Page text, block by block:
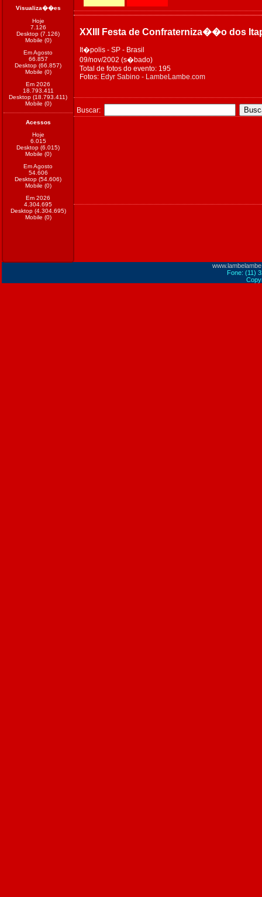
Visualiza��es
Hoje
7.126
Desktop (7.126)
Mobile (0)
Em Agosto
66.857
Desktop (66.857)
Mobile (0)
Em 2026
18.793.411
Desktop (18.793.411)
Mobile (0)
Acessos
Hoje
6.015
Desktop (6.015)
Mobile (0)
Em Agosto
54.606
Desktop (54.606)
Mobile (0)
Em 2026
4.304.695
Desktop (4.304.695)
Mobile (0)
XXIII Festa de Confraterniza��o dos
It�polis - SP - Brasil
09/nov/2002 (s�bado)
Total de fotos do evento: 195
Fotos: Edyr Sabino - LambeLambe.com
Buscar:
Fone: (11)